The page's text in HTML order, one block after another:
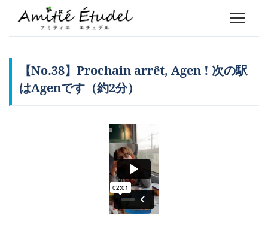
【No.38】Prochain arrêt, Agen ! 次の駅
はAgenです（約2分）